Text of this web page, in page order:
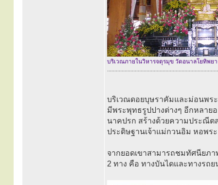
บริเวณภายในวิหารจตุรมุข วัดอนาลโยทิพย
............................................................................
บริเวณดอยบุษราคัมและม่อนพร
มีพระพุทธรูปปางต่างๆ อีกหลาย
นาคปรก สร้างด้วยความประณีต
ประดิษฐานเจ้าแม่กวนอิม หอพร
จากยอดเขาสามารถชมทัศนียภา
2 ทาง คือ ทางบันไดและทางรถ